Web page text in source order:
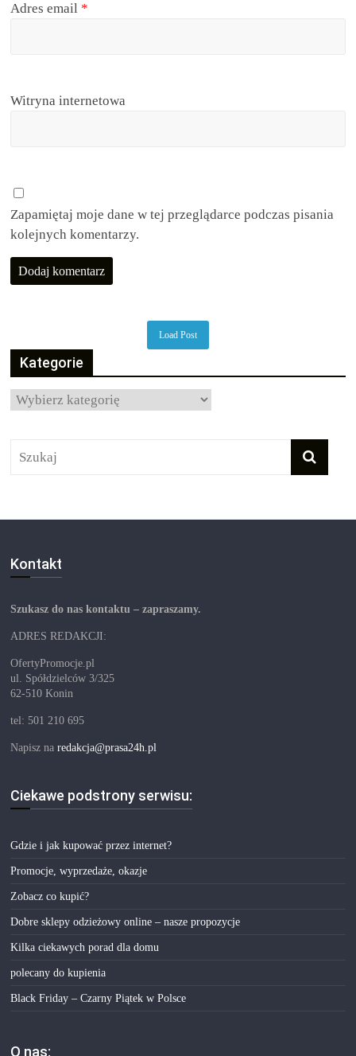
Adres email *
Witryna internetowa
Zapamiętaj moje dane w tej przeglądarce podczas pisania
kolejnych komentarzy.
Load Post
Kategorie
Kategorie
Kontakt
Szukasz do nas kontaktu – zapraszamy.
ADRES REDAKCJI:
OfertyPromocje.pl
ul. Spółdzielców 3/325
62-510 Konin
tel: 501 210 695
Napisz naredakcja@prasa24h.pl
Ciekawe podstrony serwisu:
Gdzie i jak kupować przez internet?
Promocje, wyprzedaże, okazje
Zobacz co kupić?
Dobre sklepy odzieżowy online – nasze propozycje
Kilka ciekawych porad dla domu
polecany do kupienia
Black Friday – Czarny Piątek w Polsce
O nas: